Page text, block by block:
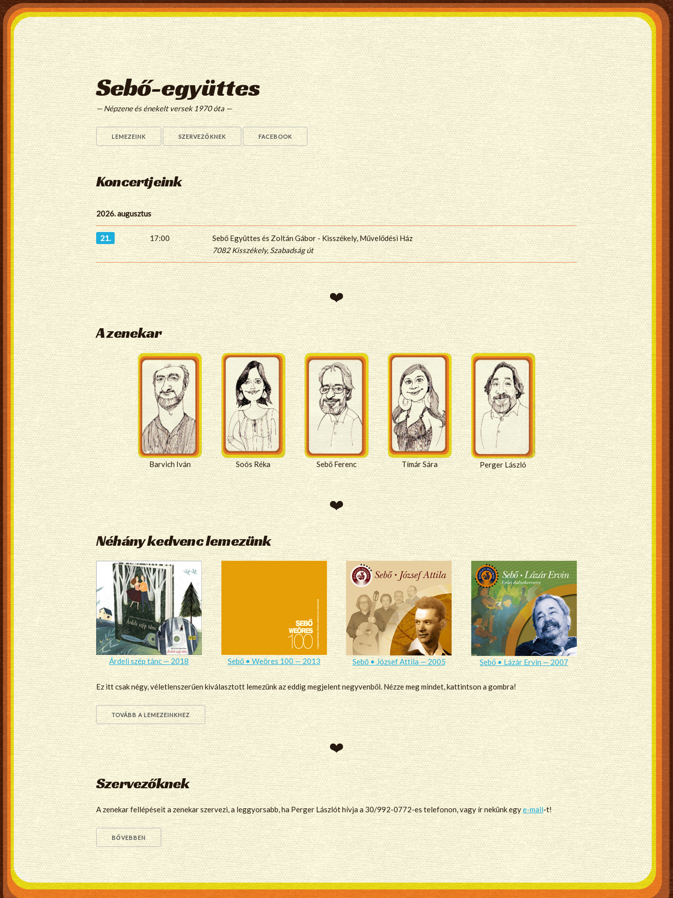
Sebő-együttes
— Népzene és énekelt versek 1970 óta —
LEMEZEINK SZERVEZŐKNEK FACEBOOK
Koncertjeink
2026. augusztus
21. 17:00
Sebő Együttes és Zoltán Gábor - Kisszékely, Művelődési Ház
7082 Kisszékely, Szabadság út
A zenekar
Barvich Iván Soós Réka Sebő Ferenc Tímár Sára Perger László
Néhány kedvenc lemezünk
Árdeli szép tánc — 2018 Sebő • Weöres 100 — 2013 Sebő • József Attila — 2005 Sebő • Lázár Ervin — 2007
Ez itt csak négy, véletlenszerűen kiválasztott lemezünk az eddig megjelent negyvenből. Nézze meg mindet, kattintson a gombra!
TOVÁBB A LEMEZEINKHEZ
Szervezőknek
A zenekar fellépéseit a zenekar szervezi, a leggyorsabb, ha Perger Lászlót hívja a 30/992-0772-es telefonon, vagy ír nekünk egye-mail-t!
BŐVEBBEN